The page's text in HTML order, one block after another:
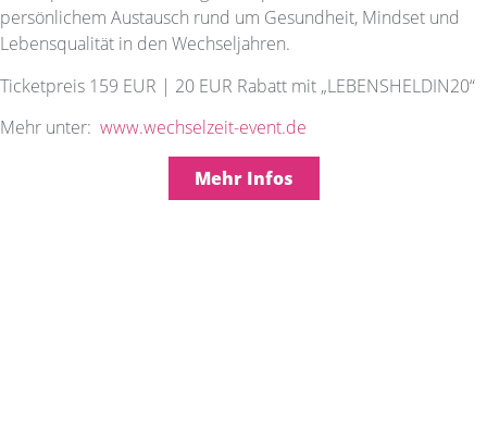
persönlichem Austausch rund um Gesundheit, Mindset und
Lebensqualität in den Wechseljahren.
Ticketpreis 159 EUR | 20 EUR Rabatt mit „LEBENSHELDIN20“
Mehr unter: www.wechselzeit-event.de
Mehr Infos